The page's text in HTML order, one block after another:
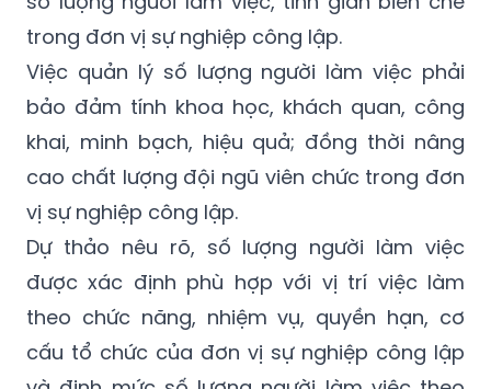
Việc quản lý số lượng người làm việc phải
bảo đảm tính khoa học, khách quan, công
khai, minh bạch, hiệu quả; đồng thời nâng
cao chất lượng đội ngũ viên chức trong đơn
vị sự nghiệp công lập.
Dự thảo nêu rõ, số lượng người làm việc
được xác định phù hợp với vị trí việc làm
theo chức năng, nhiệm vụ, quyền hạn, cơ
cấu tổ chức của đơn vị sự nghiệp công lập
và định mức số lượng người làm việc theo
hướng dẫn của bộ quản lý ngành, lĩnh vực.